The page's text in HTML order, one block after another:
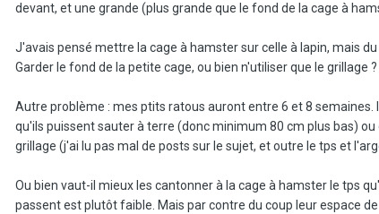
devant, et une grande (plus grande que le fond de la cage à
J'avais pensé mettre la cage à hamster sur celle à lapin, mais
Garder le fond de la petite cage, ou bien n'utiliser que le grillage
Autre problème : mes ptits ratous auront entre 6 et 8
qu'ils puissent sauter à terre (donc minimum 80 cm plus bas)
grillage (j'ai lu pas mal de posts sur le sujet, et outre le tps et
Ou bien vaut-il mieux les cantonner à la cage à hamster le tps
passent est plutôt faible. Mais par contre du coup leur espace